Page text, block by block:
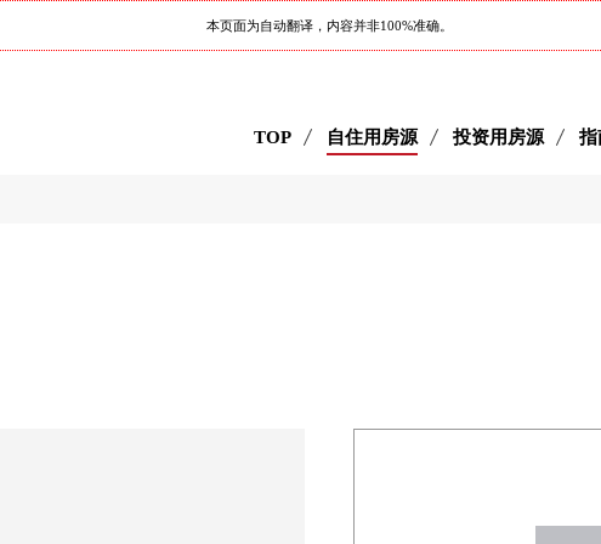
本页面为自动翻译，内容并非100%准确。
TOP 自住用房源 投资用房源 指